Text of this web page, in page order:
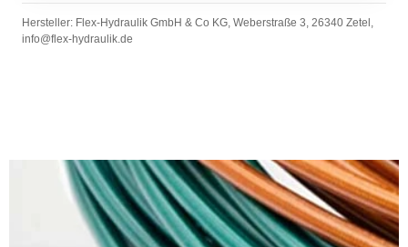
Hersteller: Flex-Hydraulik GmbH & Co KG, Weberstraße 3, 26340 Zetel,
info@flex-hydraulik.de